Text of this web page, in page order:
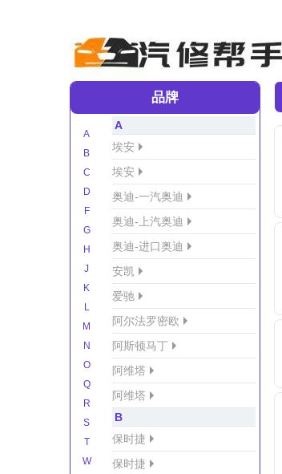
品牌
A
B
C
D
F
G
H
J
K
L
M
N
O
Q
R
S
T
W
A
埃安
埃安
奥迪-一汽奥迪
奥迪-上汽奥迪
奥迪-进口奥迪
安凯
爱驰
阿尔法罗密欧
阿斯顿马丁
阿维塔
阿维塔
B
保时捷
保时捷